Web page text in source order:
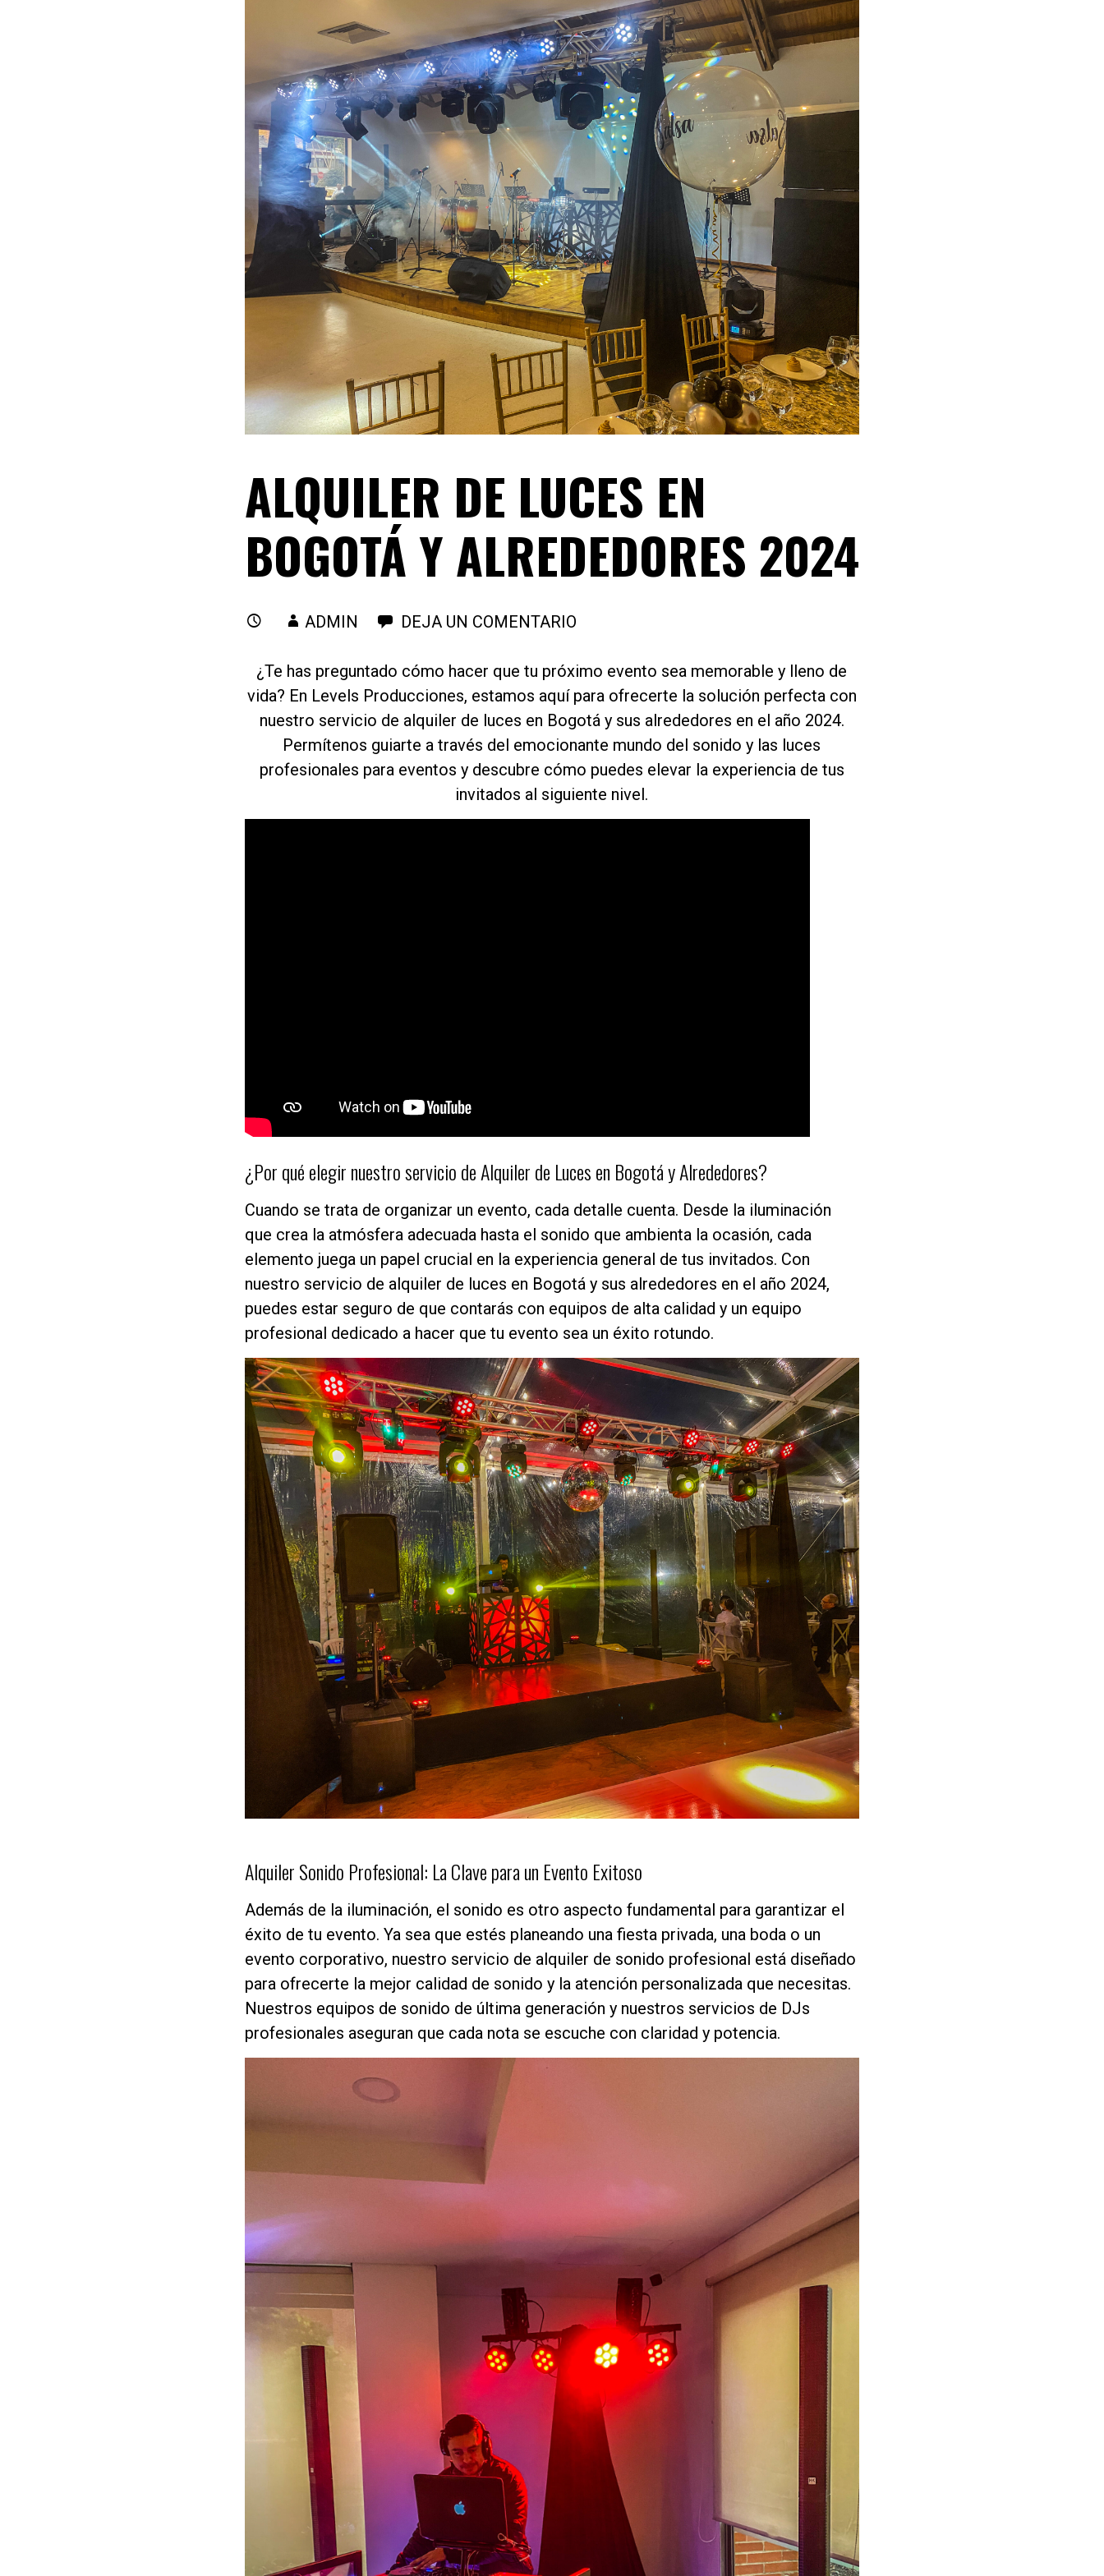
ALQUILER DE LUCES EN
BOGOTÁ Y ALREDEDORES 2024
ADMIN DEJA UN COMENTARIO
¿Te has preguntado cómo hacer que tu próximo evento sea memorable y lleno de
vida? En Levels Producciones, estamos aquí para ofrecerte la solución perfecta con
nuestro servicio de alquiler de luces en Bogotá y sus alrededores en el año 2024.
Permítenos guiarte a través del emocionante mundo del sonido y las luces
profesionales para eventos y descubre cómo puedes elevar la experiencia de tus
invitados al siguiente nivel.
¿Por qué elegir nuestro servicio de Alquiler de Luces en Bogotá y Alrededores?
Cuando se trata de organizar un evento, cada detalle cuenta. Desde la iluminación
que crea la atmósfera adecuada hasta el sonido que ambienta la ocasión, cada
elemento juega un papel crucial en la experiencia general de tus invitados. Con
nuestro servicio de alquiler de luces en Bogotá y sus alrededores en el año 2024,
puedes estar seguro de que contarás con equipos de alta calidad y un equipo
profesional dedicado a hacer que tu evento sea un éxito rotundo.
Alquiler Sonido Profesional: La Clave para un Evento Exitoso
Además de la iluminación, el sonido es otro aspecto fundamental para garantizar el
éxito de tu evento. Ya sea que estés planeando una fiesta privada, una boda o un
evento corporativo, nuestro servicio de alquiler de sonido profesional está diseñado
para ofrecerte la mejor calidad de sonido y la atención personalizada que necesitas.
Nuestros equipos de sonido de última generación y nuestros servicios de DJs
profesionales aseguran que cada nota se escuche con claridad y potencia.